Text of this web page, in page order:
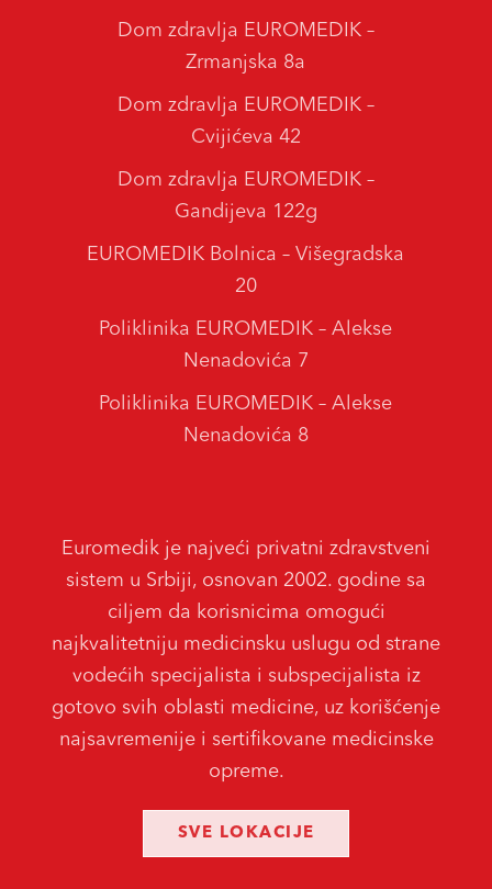
Euromedik je najveći privatni zdravstveni
sistem u Srbiji, osnovan 2002. godine sa
ciljem da korisnicima omogući
najkvalitetniju medicinsku uslugu od strane
vodećih specijalista i subspecijalista iz
gotovo svih oblasti medicine, uz korišćenje
najsavremenije i sertifikovane medicinske
opreme.
SVE LOKACIJE
Dom zdravlja EUROMEDIK –
Zrmanjska 8a
Dom zdravlja EUROMEDIK –
Cvijićeva 42
Dom zdravlja EUROMEDIK –
Gandijeva 122g
EUROMEDIK Bolnica – Višegradska
20
Poliklinika EUROMEDIK – Alekse
Nenadovića 7
Poliklinika EUROMEDIK – Alekse
Nenadovića 8